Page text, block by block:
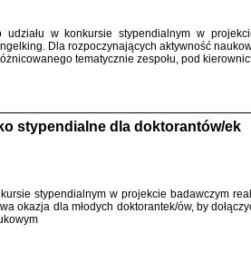
SNY
udziału w konkursie stypendialnym w
Dla rozpoczynających aktywność
tematycznie zespołu, pod
stypendialne dla doktorantów/ek
stypendialnym w projekcie badawczym
okazja dla młodych doktorantek/ów, by